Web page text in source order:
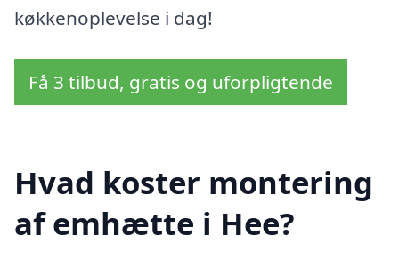
køkkenoplevelse i dag!
Få 3 tilbud, gratis og uforpligtende
Hvad koster montering
af emhætte i Hee?